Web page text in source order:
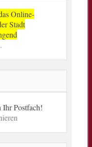
Online-
Stadt
Postfach!